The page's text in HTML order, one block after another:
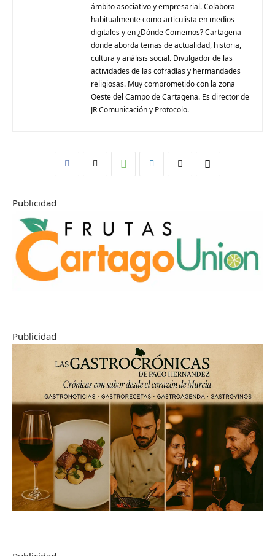
ámbito asociativo y empresarial. Colabora
habitualmente como articulista en medios
digitales y en ¿Dónde Comemos? Cartagena
donde aborda temas de actualidad, historia,
cultura y análisis social. Divulgador de las
actividades de las cofradías y hermandades
religiosas. Muy comprometido con la zona
Oeste del Campo de Cartagena. Es director de
JR Comunicación y Protocolo.
Publicidad
Publicidad